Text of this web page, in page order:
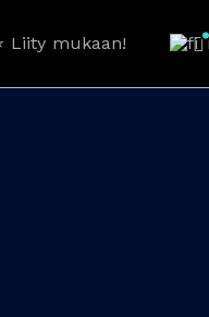
Liity mukaan!